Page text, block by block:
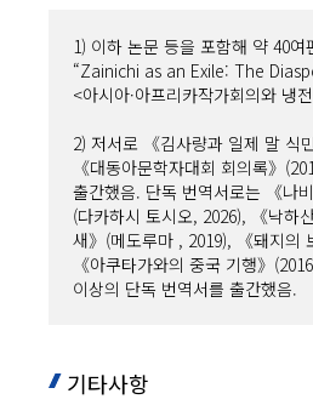
1) 이하 논문 등을 포함해 약 40
“Zainichi as an Exile: The
<아시아·아프리카작가회의와 냉
2) 저서로 《김사량과 일제 말 식
《대동아문학자대회 회의록》
출간했음. 단독 번역서로는 《나
(다카하시 토시오, 2026), 《낙하
새》(메도루마 , 2019), 《돼지의
《아쿠타가와의 중국 기행》
이상의 단독 번역서를 출간했음.
기타사항